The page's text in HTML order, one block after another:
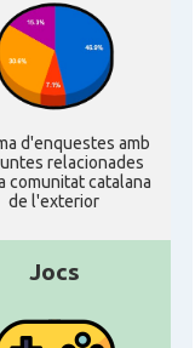
d'enquestes amb
relacionades
comunitat catalana
de l'exterior
Jocs